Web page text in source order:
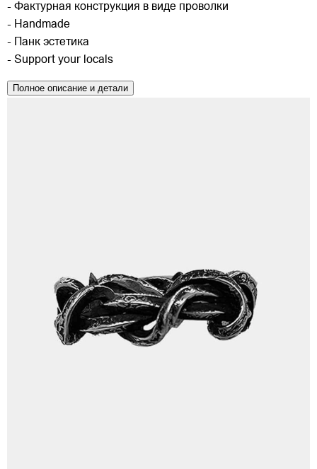
- Фактурная конструкция в виде проволки
- Handmade
- Панк эстетика
- Support your locals
Полное описание и детали